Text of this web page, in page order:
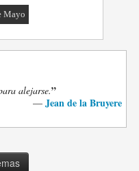
Mayo
alejarse.”
— Jean de la Bruyere